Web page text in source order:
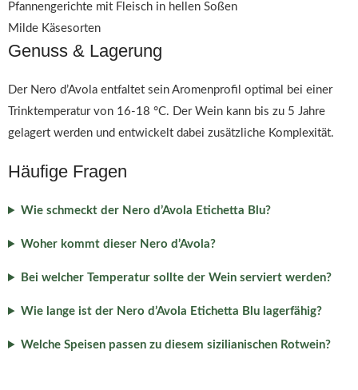
Pfannengerichte mit Fleisch in hellen Soßen
Milde Käsesorten
Genuss & Lagerung
Der Nero d’Avola entfaltet sein Aromenprofil optimal bei einer
Trinktemperatur von 16-18 °C. Der Wein kann bis zu 5 Jahre
gelagert werden und entwickelt dabei zusätzliche Komplexität.
Häufige Fragen
Wie schmeckt der Nero d’Avola Etichetta Blu?
Woher kommt dieser Nero d’Avola?
Bei welcher Temperatur sollte der Wein serviert werden?
Wie lange ist der Nero d’Avola Etichetta Blu lagerfähig?
Welche Speisen passen zu diesem sizilianischen Rotwein?